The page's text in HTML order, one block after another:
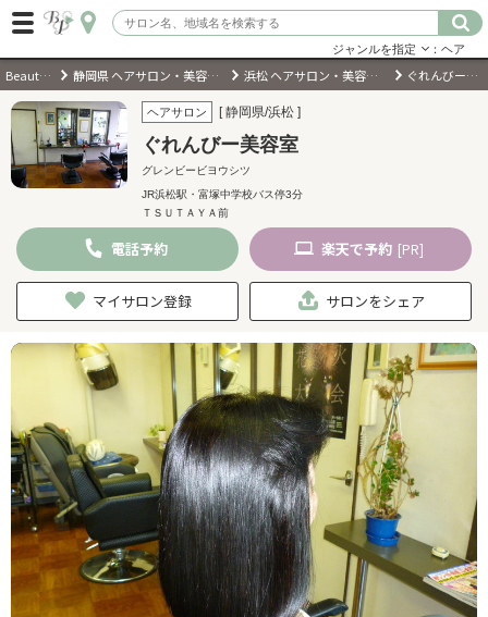
ログイン
会員登録（無料）
キーワード検索
ジャンルを選択
キーワードで検索
近くのサロンを探す
現在地から探す
ヘアサロン
ネイルサロン
ジャンルを指定 ：ヘア
BeautyPark 静岡県 ヘアサロン・美容室・美容院 浜松 ヘアサロン・美容室・美容院 ぐれんびー美容室
ヘアサロン [ 静岡県/浜松 ]
ぐれんびー美容室
グレンビービヨウシツ
JR浜松駅・富塚中学校バス停3分
ＴＳＵＴＡＹＡ前
電話予約 楽天で予約 [PR]
マイサロン登録 サロンをシェア